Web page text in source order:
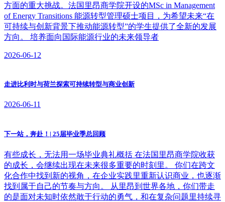
方面的重大挑战。法国里昂商学院开设的MSc in Management
of Energy Transitions 能源转型管理硕士项目，为希望未来“在
可持续与创新背景下推动能源转型”的学生提供了全新的发展
方向。 培养面向国际能源行业的未来领导者
2026-06-12
走进比利时与荷兰探索可持续转型与商业创新
2026-06-11
下一站，奔赴！| 25届毕业季总回顾
有些成长，无法用一场毕业典礼概括 在法国里昂商学院收获
的成长，会继续出现在未来很多重要的时刻里。 你们在跨文
化合作中找到新的视角，在企业实践里重新认识商业，也逐渐
找到属于自己的节奏与方向。 从里昂到世界各地，你们带走
的是面对未知时依然敢于行动的勇气，和在复杂问题里持续寻